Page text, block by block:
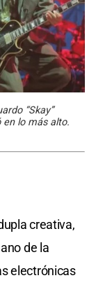
“Skay”
en lo más alto.
creativa,
de la
electrónicas